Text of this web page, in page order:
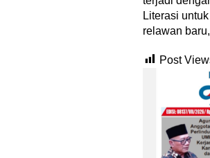
Literasi
relawan
Post